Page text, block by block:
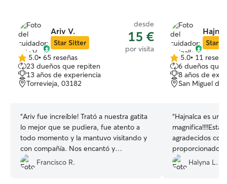
Ariv V.
Star Sitter
desde
15 €
por visita
5.0
de
5
estrellas
5.0• 65 reseñas
23 dueños que repiten
13 años de experiencia
Torrevieja, 03182
“Ariv fue increíble! Trató a nuestra gatita
lo mejor que se pudiera, fue atento a
todo momento y la mantuvo visitando y
con compañía. Nos encantó y
volveríamos a usar el servicio con el
absolutamente!
Francisco R.
Star
5.0
de
5
estrellas
5.0• 11
6 dueños que
8 años de
San Miguel de
“Hajnalca es
agradecidos con cuidados,que ha
proporcionado
Boni. Muchas
a repetir😊
Halyna L.